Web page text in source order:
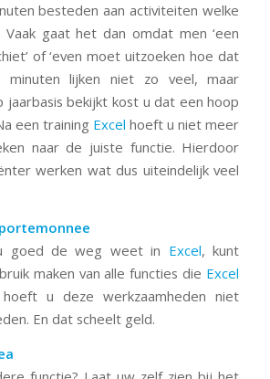
besteden aan activiteiten welke
Vaak gaat het dan omdat men ‘een
of ‘even moet uitzoeken hoe dat
minuten lijken niet zo veel, maar
jaarbasis bekijkt kost u dat een hoop
een training Excel hoeft u niet meer
naar de juiste functie. Hierdoor
werken wat dus uiteindelijk veel
goed de weg weet in Excel, kunt
maken van alle functies die Excel
u deze werkzaamheden niet
En dat scheelt geld.